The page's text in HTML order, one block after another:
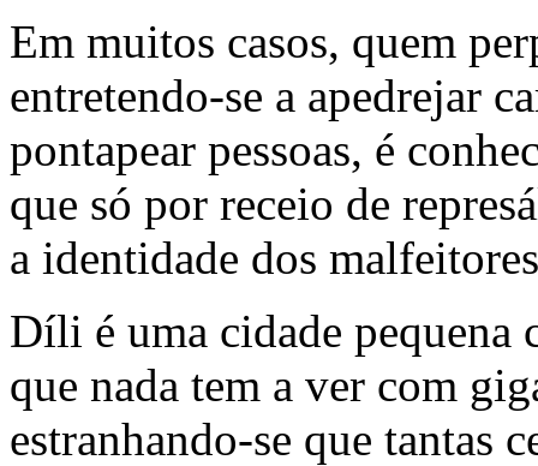
Em muitos casos, quem
entretendo-se a apedrejar
pontapear pessoas, é
que só por receio de
a identidade dos
Díli é uma cidade pequena
que nada tem a ver com
estranhando-se que tantas